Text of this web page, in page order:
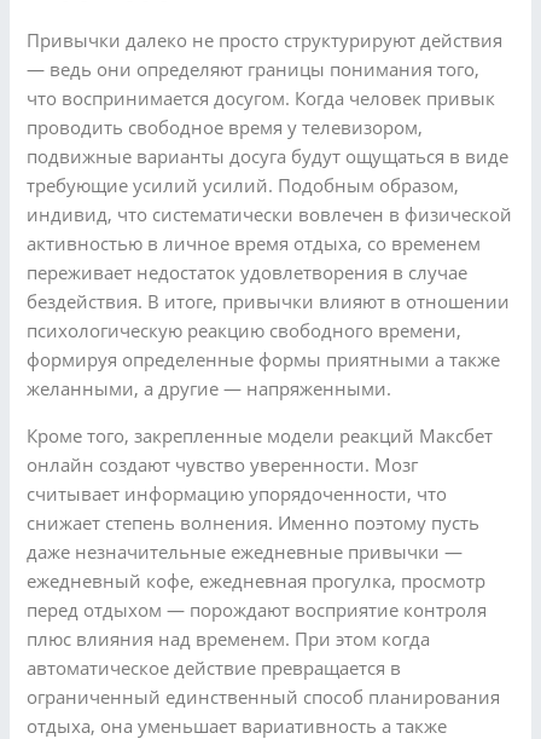
Привычки далеко не просто структурируют действия
— ведь они определяют границы понимания того,
что воспринимается досугом. Когда человек привык
проводить свободное время у телевизором,
подвижные варианты досуга будут ощущаться в виде
требующие усилий усилий. Подобным образом,
индивид, что систематически вовлечен в физической
активностью в личное время отдыха, со временем
переживает недостаток удовлетворения в случае
бездействия. В итоге, привычки влияют в отношении
психологическую реакцию свободного времени,
формируя определенные формы приятными а также
желанными, а другие — напряженными.
Кроме того, закрепленные модели реакций Максбет
онлайн создают чувство уверенности. Мозг
считывает информацию упорядоченности, что
снижает степень волнения. Именно поэтому пусть
даже незначительные ежедневные привычки —
ежедневный кофе, ежедневная прогулка, просмотр
перед отдыхом — порождают восприятие контроля
плюс влияния над временем. При этом когда
автоматическое действие превращается в
ограниченный единственный способ планирования
отдыха, она уменьшает вариативность а также